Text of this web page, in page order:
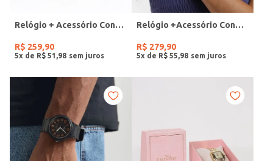
Relógio + Acessório Condor Feminino PRATA
R$ 259,90
5x de R$ 51 98
Relógio +Acessório Condor Feminino DOURADO
R$ 279,90
5x de R$ 55 98